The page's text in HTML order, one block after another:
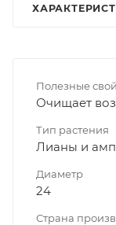
Полезные
Очищает
Тип растения
Лианы и
Диаметр
24
Страна